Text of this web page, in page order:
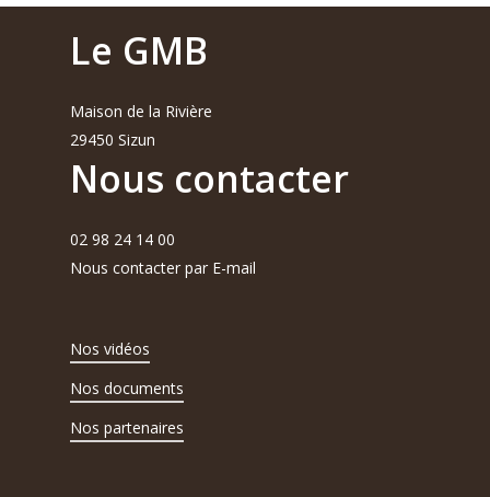
Le GMB
Maison de la Rivière
29450 Sizun
Nous contacter
02 98 24 14 00
Nous contacter par E-mail
Nos vidéos
Nos documents
Nos partenaires